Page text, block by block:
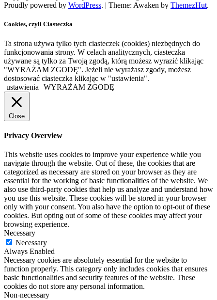
Proudly powered by WordPress. | Theme: Awaken by ThemezHut.
Cookies, czyli Ciasteczka
Ta strona używa tylko tych ciasteczek (cookies) niezbędnych do
funkcjonowania strony. W celach analitycznych, ciasteczka
używane są tylko za Twoją zgodą, którą możesz wyrazić klikając
"WYRAŻAM ZGODĘ". Jeżeli nie wyrażasz zgody, możesz
dostosować ciasteczka klikając w "ustawienia".
ustawienia
WYRAŻAM ZGODĘ
Close
Privacy Overview
This website uses cookies to improve your experience while you
navigate through the website. Out of these, the cookies that are
categorized as necessary are stored on your browser as they are
essential for the working of basic functionalities of the website. We
also use third-party cookies that help us analyze and understand how
you use this website. These cookies will be stored in your browser
only with your consent. You also have the option to opt-out of these
cookies. But opting out of some of these cookies may affect your
browsing experience.
Necessary
Necessary
Always Enabled
Necessary cookies are absolutely essential for the website to
function properly. This category only includes cookies that ensures
basic functionalities and security features of the website. These
cookies do not store any personal information.
Non-necessary